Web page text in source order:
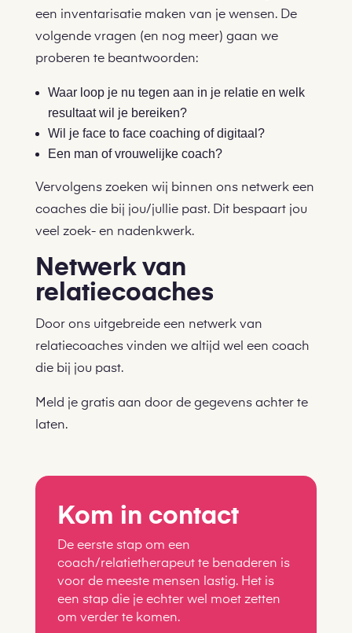
een inventarisatie maken van je wensen. De
volgende vragen (en nog meer) gaan we
proberen te beantwoorden:
Waar loop je nu tegen aan in je relatie en welk
resultaat wil je bereiken?
Wil je face to face coaching of digitaal?
Een man of vrouwelijke coach?
Vervolgens zoeken wij binnen ons netwerk een
coaches die bij jou/jullie past. Dit bespaart jou
veel zoek- en nadenkwerk.
Netwerk van
relatiecoaches
Door ons uitgebreide een netwerk van
relatiecoaches vinden we altijd wel een coach
die bij jou past.
Meld je gratis aan door de gegevens achter te
laten.
Kom in contact
De eerste stap om een
coach/relatietherapeut te benaderen is
voor de meeste mensen lastig. Het is
een stap die je echter wel moet zetten
om verder te komen.